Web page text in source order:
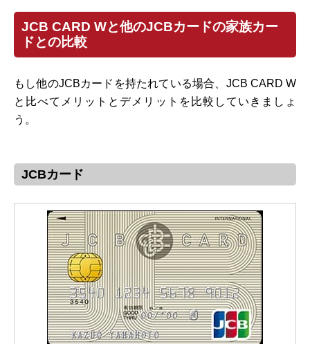
JCB CARD Wと他のJCBカードの家族カー
ドとの比較
もし他のJCBカードを持たれている場合、JCB CARD W
と比べてメリットとデメリットを比較していきましょ
う。
JCBカード